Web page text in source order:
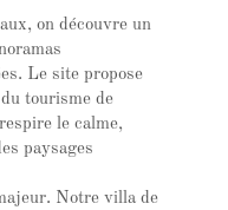
on découvre un
Le site propose
tourisme de
le calme,
paysages
Notre villa de